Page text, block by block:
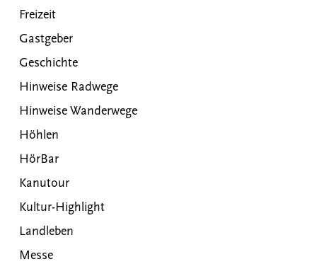
Freizeit
Gastgeber
Geschichte
Hinweise Radwege
Hinweise Wanderwege
Höhlen
HörBar
Kanutour
Kultur-Highlight
Landleben
Messe